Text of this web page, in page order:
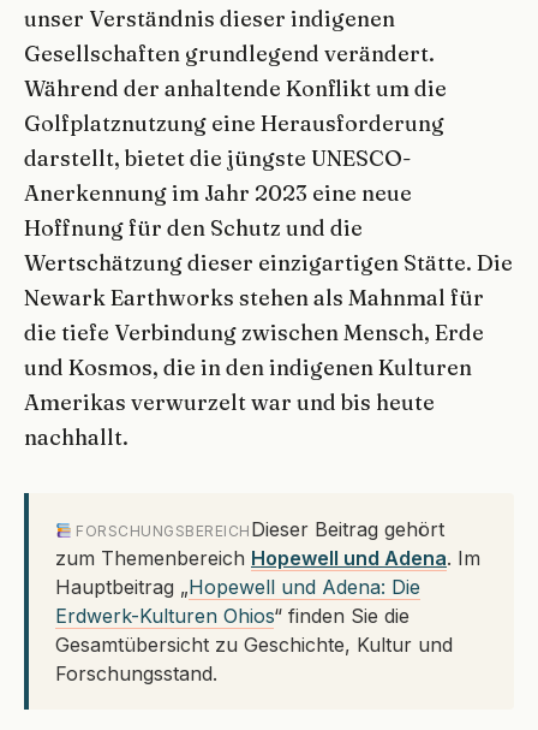
unser Verständnis dieser indigenen
Gesellschaften grundlegend verändert.
Während der anhaltende Konflikt um die
Golfplatznutzung eine Herausforderung
darstellt, bietet die jüngste UNESCO-
Anerkennung im Jahr 2023 eine neue
Hoffnung für den Schutz und die
Wertschätzung dieser einzigartigen Stätte. Die
Newark Earthworks stehen als Mahnmal für
die tiefe Verbindung zwischen Mensch, Erde
und Kosmos, die in den indigenen Kulturen
Amerikas verwurzelt war und bis heute
nachhallt.
FORSCHUNGSBEREICH Dieser Beitrag gehört
zum Themenbereich Hopewell und Adena. Im
Hauptbeitrag „Hopewell und Adena: Die
Erdwerk-Kulturen Ohios“ finden Sie die
Gesamtübersicht zu Geschichte, Kultur und
Forschungsstand.